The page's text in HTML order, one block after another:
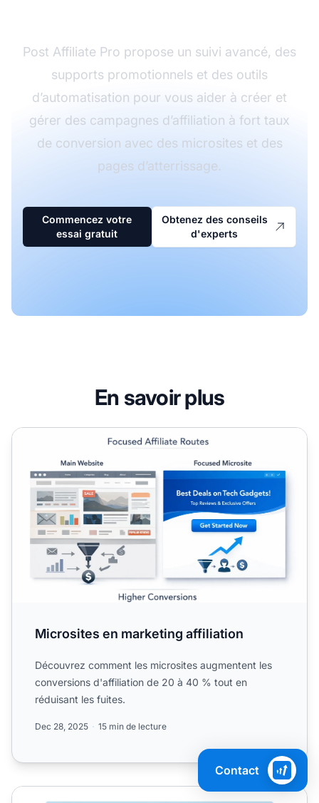
Post Affiliate Pro propose un suivi avancé, des
supports promotionnels et des outils
d’automatisation pour vous aider à créer et
gérer des campagnes d’affiliation à fort taux
de conversion avec des microsites et des
pages d’atterrissage.
Commencez votre
essai gratuit
Obtenez des conseils
d'experts
En savoir plus
Microsites en marketing affiliation
Microsites en marketing affiliation
Découvrez comment les microsites augmentent les
conversions d'affiliation de 20 à 40 % tout en
réduisant les fuites.
Dec 28, 2025 15 min de lecture
Pourquoi les micro-conversions sont-elles importantes ?
Contact